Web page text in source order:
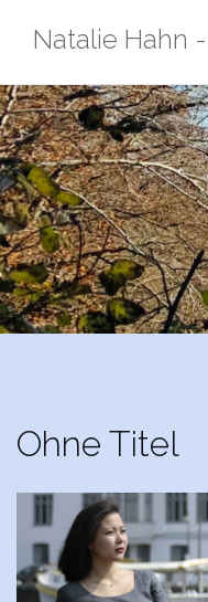
InhaltNatalie Hahn
Ohne Titel